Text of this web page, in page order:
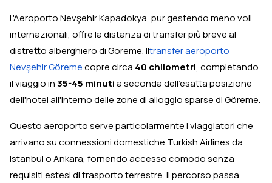
L'Aeroporto Nevşehir Kapadokya, pur gestendo meno voli
internazionali, offre la distanza di transfer più breve al
distretto alberghiero di Göreme. Iltransfer aeroporto
Nevşehir Göremecopre circa 40 chilometri, completando
il viaggio in35-45 minutia seconda dell'esatta posizione
dell'hotel all'interno delle zone di alloggio sparse di Göreme.
Questo aeroporto serve particolarmente i viaggiatori che
arrivano su connessioni domestiche Turkish Airlines da
Istanbul o Ankara, fornendo accesso comodo senza
requisiti estesi di trasporto terrestre. Il percorso passa